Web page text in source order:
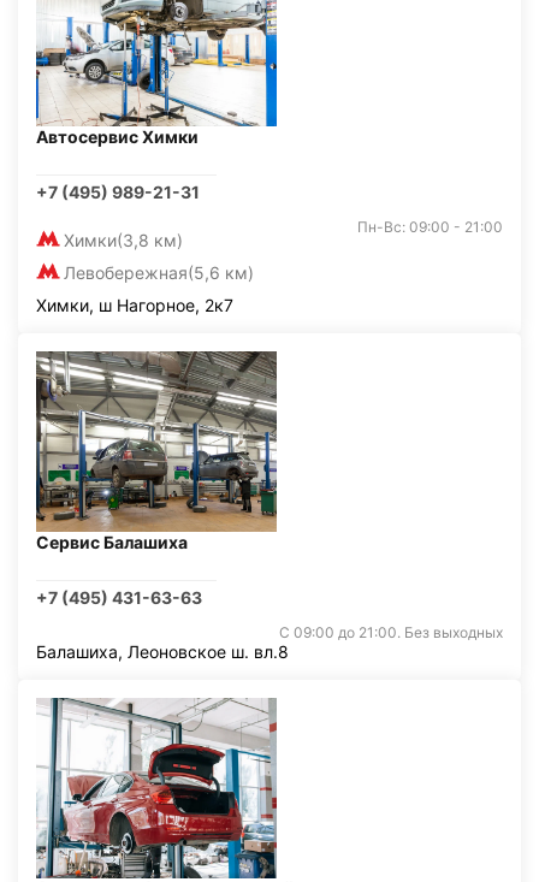
Автосервис Химки
+7 (495) 989-21-31
Химки(3,8 км)
Левобережная(5,6 км)
Пн-Вс: 09:00 - 21:00
Химки, ш Нагорное, 2к7
Сервис Балашиха
+7 (495) 431-63-63
С 09:00 до 21:00. Без выходных
Балашиха, Леоновское ш. вл.8